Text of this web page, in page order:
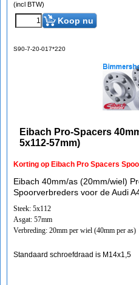
(incl BTW)
Koop nu
S90-7-20-017*220
Eibach Pro-Spacers
5x112-57mm)
Korting op Eibach Pro Spacers
Eibach 40mm/as (20mm/wiel)
Spoorverbreders voor de Audi
Steek: 5x112
Asgat: 57mm
Verbreding: 20mm per wiel (40mm per as)
Standaard schroefdraad is M14x1,5